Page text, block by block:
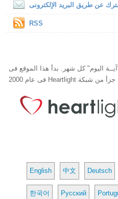
عن طريق البريد الإلكترونى
RSS
شخص يقرأ "آيــة اليوم" كل شهر. بدأ هذا الموقع فى
English 中文 Deutsch
한국어 Русский